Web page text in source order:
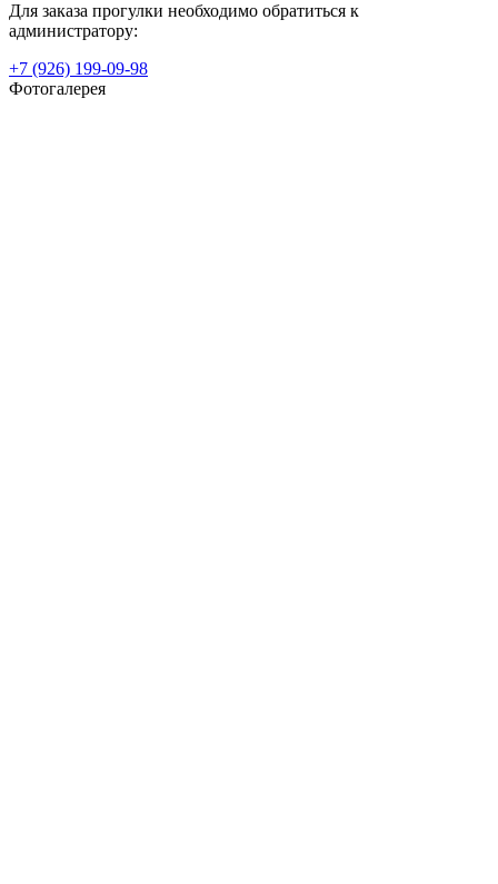
Для заказа прогулки необходимо обратиться к
администратору:
+7 (926) 199-09-98
Фотогалерея